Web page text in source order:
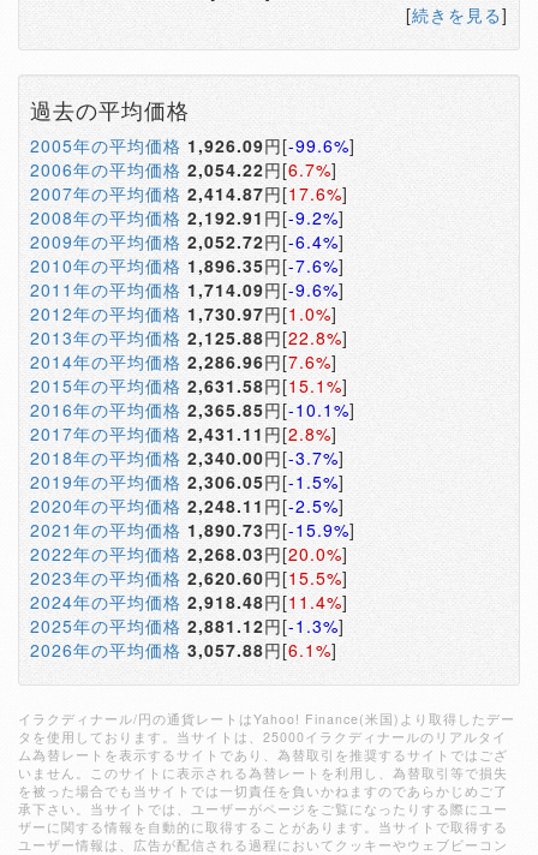
[続きを見る]
過去の平均価格
2005年の平均価格 1,926.09円[-99.6%]
2006年の平均価格 2,054.22円[6.7%]
2007年の平均価格 2,414.87円[17.6%]
2008年の平均価格 2,192.91 円[-9.2%]
2009年の平均価格 2,052.72円[-6.4%]
2010年の平均価格 1,896.35円[-7.6%]
2011年の平均価格 1,714.09円[-9.6%]
2012年の平均価格 1,730.97円[1.0%]
2013年の平均価格 2,125.88円[22.8%]
2014年の平均価格 2,286.96円[7.6%]
2015年の平均価格 2,631.58円[15.1%]
2016年の平均価格 2,365.85円[-10.1%]
2017年の平均価格 2,431.11 円[2.8%]
2018年の平均価格 2,340.00円[-3.7%]
2019年の平均価格 2,306.05円[-1.5%]
2020年の平均価格 2,248.11 円[-2.5%]
2021年の平均価格 1,890.73円[-15.9%]
2022年の平均価格 2,268.03円[20.0%]
2023年の平均価格 2,620.60円[15.5%]
2024年の平均価格 2,918.48円[11.4%]
2025年の平均価格 2,881.12円[-1.3%]
2026年の平均価格 3,057.88円[6.1%]
イラクディナール/円の通貨レートはYahoo! Finance(米国)より取得したデー
タを使用しております。当サイトは、25000イラクディナールのリアルタイ
ム為替レートを表示するサイトであり、為替取引を推奨するサイトではござ
いません。このサイトに表示される為替レートを利用し、為替取引等で損失
を被った場合でも当サイトでは一切責任を負いかねますのであらかじめご了
承下さい。当サイトでは、ユーザーがページをご覧になったりする際にユー
ザーに関する情報を自動的に取得することがあります。当サイトで取得する
ユーザー情報は、広告が配信される過程においてクッキーやウェブビーコン